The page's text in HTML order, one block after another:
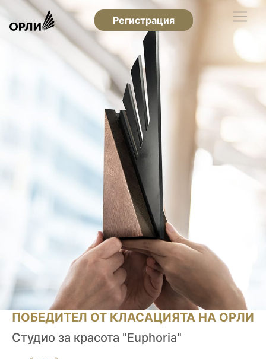
Регистрация
ПОБЕДИТЕЛ ОТ КЛАСАЦИЯТА НА ОРЛИ
Студио за красота "Euphoria"